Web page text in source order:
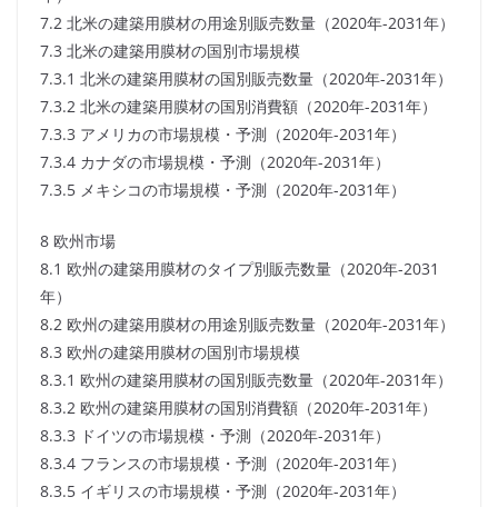
7.2 北米の建築用膜材の用途別販売数量（2020年-2031年）
7.3 北米の建築用膜材の国別市場規模
7.3.1 北米の建築用膜材の国別販売数量（2020年-2031年）
7.3.2 北米の建築用膜材の国別消費額（2020年-2031年）
7.3.3 アメリカの市場規模・予測（2020年-2031年）
7.3.4 カナダの市場規模・予測（2020年-2031年）
7.3.5 メキシコの市場規模・予測（2020年-2031年）
8 欧州市場
8.1 欧州の建築用膜材のタイプ別販売数量（2020年-2031
年）
8.2 欧州の建築用膜材の用途別販売数量（2020年-2031年）
8.3 欧州の建築用膜材の国別市場規模
8.3.1 欧州の建築用膜材の国別販売数量（2020年-2031年）
8.3.2 欧州の建築用膜材の国別消費額（2020年-2031年）
8.3.3 ドイツの市場規模・予測（2020年-2031年）
8.3.4 フランスの市場規模・予測（2020年-2031年）
8.3.5 イギリスの市場規模・予測（2020年-2031年）